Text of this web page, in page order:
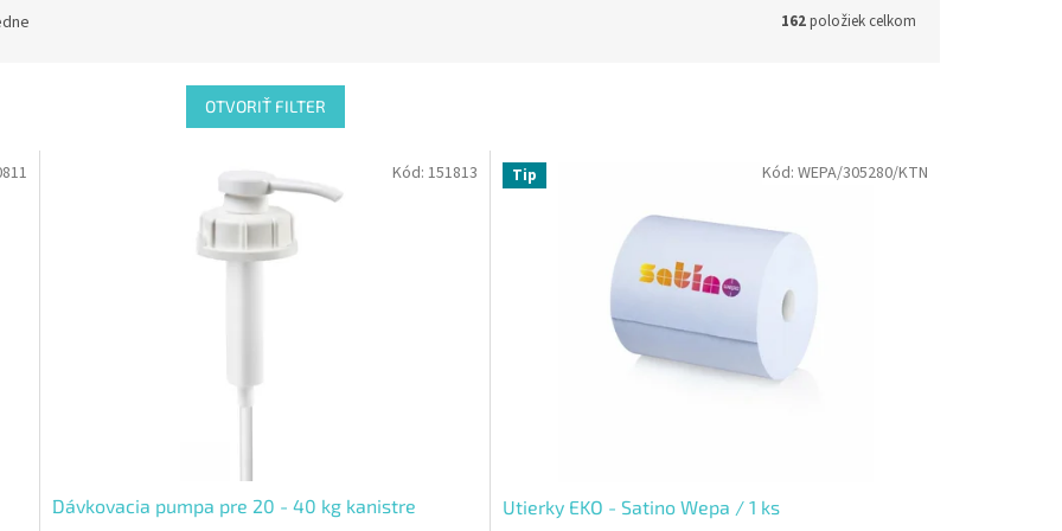
162položiek celkom
OTVORIŤ FILTER
Dávkovacia pumpa pre 20 - 40 kg kanistre
Kód: 151813 Tip
Utierky EKO - Satino Wepa / 1 ks
Kód: WEPA/305280/KTN